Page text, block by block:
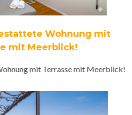
Wohnung mit
mit Meerblick!
mit Terrasse mit Meerblick!